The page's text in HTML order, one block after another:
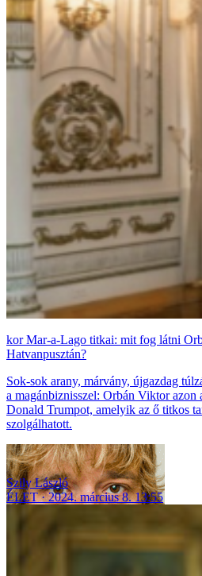
Mar-a-Lago titkai: mit fog látni
Hatvanpusztán?
Sok-sok arany, márvány, újgazdag
a magánbiznisszel: Orbán Viktor azon
Donald Trumpot, amelyik az ő titkos
szolgálhatott.
Szily László
ÉLET
2024. március 8. 13:55